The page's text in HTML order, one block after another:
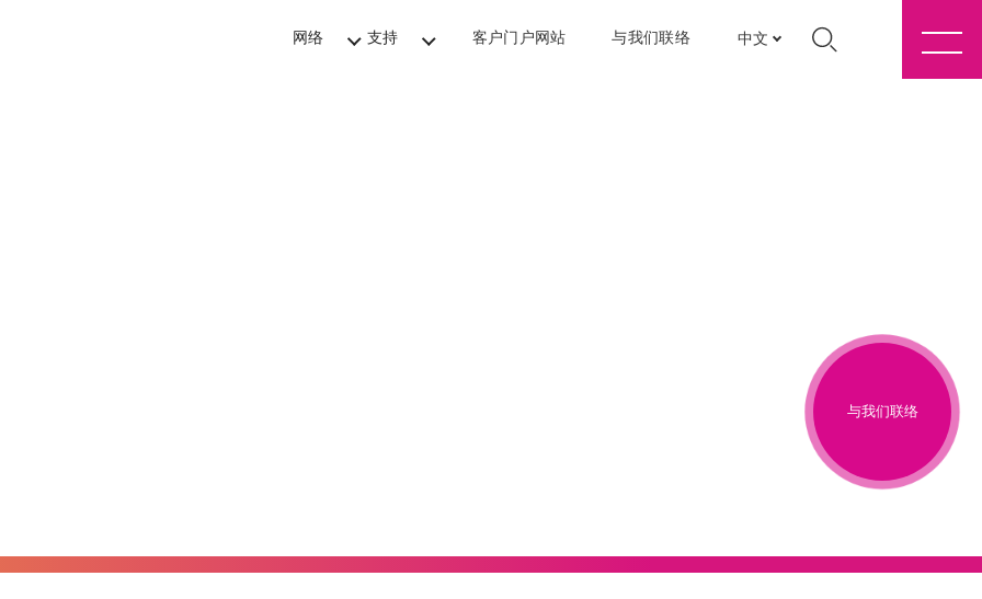
网络 支持 客户门户网站 与我们联络 中文
与我们联络